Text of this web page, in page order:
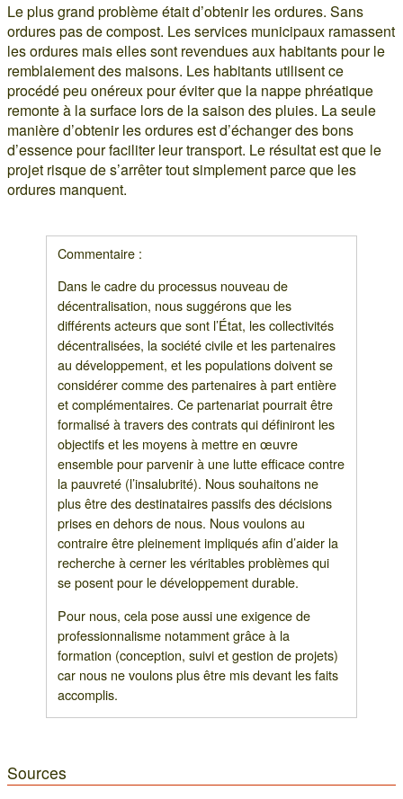
Le plus grand problème était d’obtenir les ordures. Sans
ordures pas de compost. Les services municipaux ramassent
les ordures mais elles sont revendues aux habitants pour le
remblaiement des maisons. Les habitants utilisent ce
procédé peu onéreux pour éviter que la nappe phréatique
remonte à la surface lors de la saison des pluies. La seule
manière d’obtenir les ordures est d’échanger des bons
d’essence pour faciliter leur transport. Le résultat est que le
projet risque de s’arrêter tout simplement parce que les
ordures manquent.
Commentaire :
Dans le cadre du processus nouveau de
décentralisation, nous suggérons que les
différents acteurs que sont l’État, les collectivités
décentralisées, la société civile et les partenaires
au développement, et les populations doivent se
considérer comme des partenaires à part entière
et complémentaires. Ce partenariat pourrait être
formalisé à travers des contrats qui définiront les
objectifs et les moyens à mettre en œuvre
ensemble pour parvenir à une lutte efficace contre
la pauvreté (l’insalubrité). Nous souhaitons ne
plus être des destinataires passifs des décisions
prises en dehors de nous. Nous voulons au
contraire être pleinement impliqués afin d’aider la
recherche à cerner les véritables problèmes qui
se posent pour le développement durable.
Pour nous, cela pose aussi une exigence de
professionnalisme notamment grâce à la
formation (conception, suivi et gestion de projets)
car nous ne voulons plus être mis devant les faits
accomplis.
Sources